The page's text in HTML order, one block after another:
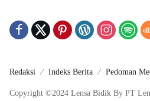
Redaksi Indeks Berita Pedoman
Copyright ©2024 Lensa Bidik By PT